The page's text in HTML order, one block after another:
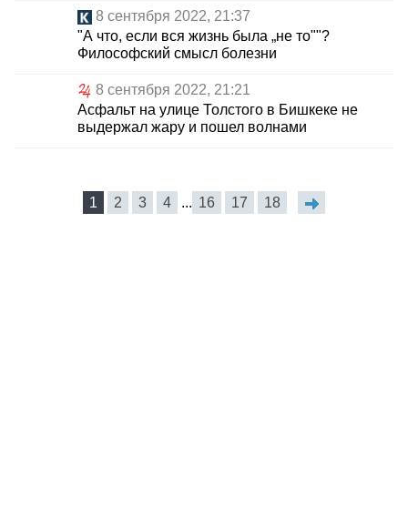
8 сентября 2022, 21:37
"А что, если вся жизнь была „не то""?
Философский смысл болезни
8 сентября 2022, 21:21
Асфальт на улице Толстого в Бишкеке не
выдержал жару и пошел волнами
1 2 3 4 ... 16 17 18